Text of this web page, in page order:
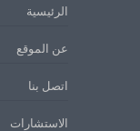
الرئيسية
عن الموقع
اتصل بنا
الاستشارات